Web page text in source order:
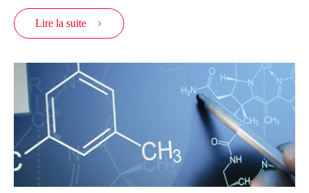
Lire la suite 